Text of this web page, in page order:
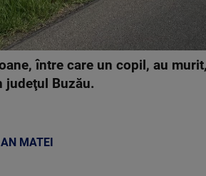
între care un copil, au
judeţul Buzău.
MATEI